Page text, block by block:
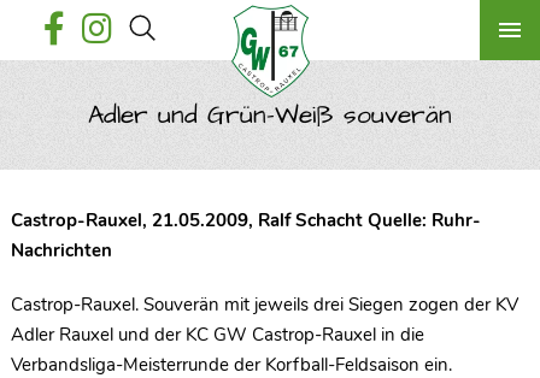
Adler und Grün-Weiß souverän
Castrop-Rauxel, 21.05.2009, Ralf Schacht Quelle: Ruhr-
Nachrichten
Castrop-Rauxel. Souverän mit jeweils drei Siegen zogen der KV
Adler Rauxel und der KC GW Castrop-Rauxel in die
Verbandsliga-Meisterrunde der Korfball-Feldsaison ein.